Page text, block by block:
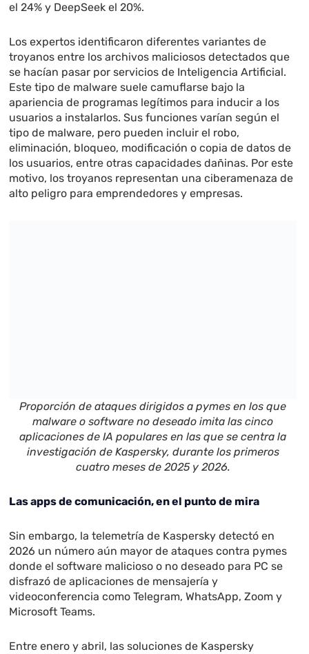
el 24% y DeepSeek el 20%.
Los expertos identificaron diferentes variantes de
troyanos entre los archivos maliciosos detectados que
se hacían pasar por servicios de Inteligencia Artificial.
Este tipo de malware suele camuflarse bajo la
apariencia de programas legítimos para inducir a los
usuarios a instalarlos. Sus funciones varían según el
tipo de malware, pero pueden incluir el robo,
eliminación, bloqueo, modificación o copia de datos de
los usuarios, entre otras capacidades dañinas. Por este
motivo, los troyanos representan una ciberamenaza de
alto peligro para emprendedores y empresas.
Proporción de ataques dirigidos a pymes en los que
malware o software no deseado imita las cinco
aplicaciones de IA populares en las que se centra la
investigación de Kaspersky, durante los primeros
cuatro meses de 2025 y 2026.
Las apps de comunicación, en el punto de mira
Sin embargo, la telemetría de Kaspersky detectó en
2026 un número aún mayor de ataques contra pymes
donde el software malicioso o no deseado para PC se
disfrazó de aplicaciones de mensajería y
videoconferencia como Telegram, WhatsApp, Zoom y
Microsoft Teams.
Entre enero y abril, las soluciones de Kaspersky